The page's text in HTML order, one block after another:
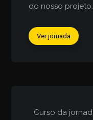
do nosso projeto.
Ver jornada
Curso da